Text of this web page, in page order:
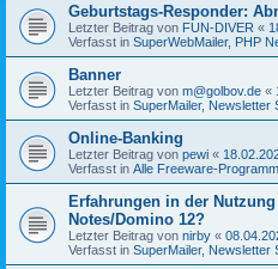
Geburtstags-Responder:
Letzter Beitrag von FUN-DIVER «
Verfasst in SuperWebMailer, PHP
Banner
Letzter Beitrag von m@golbov.de «
Verfasst in SuperMailer, Newsletter
Online-Banking
Letzter Beitrag von pewi «
Verfasst in Alle Freeware-
Erfahrungen in der
Notes/Domino 12?
Letzter Beitrag von nirby «
Verfasst in SuperMailer, Newsletter